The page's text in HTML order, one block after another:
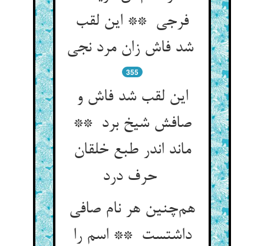
فرجی ** این لقب
شد فاش زان مرد نجی
355
این لقب شد فاش و
صافش شیخ برد **
ماند اندر طبع خلقان
هم‌چنین هر نام صافی
داشتست ** اسم را